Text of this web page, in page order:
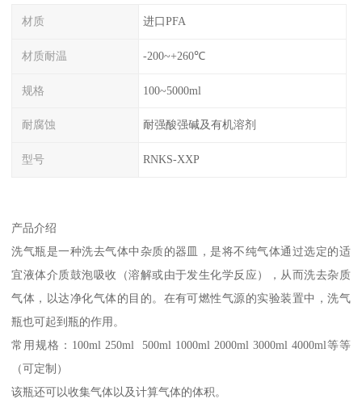
材质 进口PFA
材质耐温 -200~+260℃
规格 100~5000ml
耐腐蚀 耐强酸强碱及有机溶剂
型号 RNKS-XXP
产品介绍
洗气瓶是一种洗去气体中杂质的器皿，是将不纯气体通过选定的适
宜液体介质鼓泡吸收（溶解或由于发生化学反应），从而洗去杂质
气体，以达净化气体的目的。在有可燃性气源的实验装置中，洗气
瓶也可起到瓶的作用。
常用规格：100ml 250ml 500ml 1000ml 2000ml 3000ml 4000ml等等
（可定制）
该瓶还可以收集气体以及计算气体的体积。